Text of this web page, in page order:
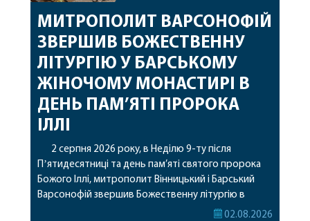
МИТРОПОЛИТ ВАРСОНОФІЙ
ЗВЕРШИВ БОЖЕСТВЕННУ
ЛІТУРГІЮ У БАРСЬКОМУ
ЖІНОЧОМУ МОНАСТИРІ В
ДЕНЬ ПАМ’ЯТІ ПРОРОКА
ІЛЛІ
2 серпня 2026 року, в Неділю 9-ту після
Пʼятидесятниці та день пам’яті святого пророка
Божого Іллі, митрополит Вінницький і Барський
Варсонофій звершив Божественну літургію в
Барському жіночому монастирі. Перед початком
02.08.2026